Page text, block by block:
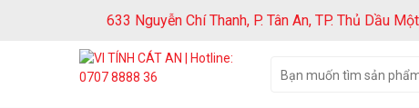
633 Nguyễn Chí Thanh, P. Tân An, TP. Thủ Dầu